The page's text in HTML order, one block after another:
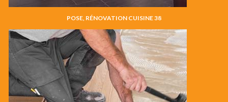
POSE, RÉNOVATION CUISINE 38